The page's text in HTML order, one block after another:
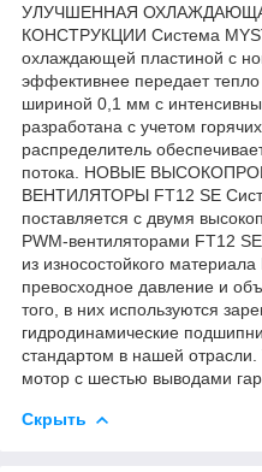
УЛУЧШЕННАЯ
КОНСТРУКЦИИ Система
охлаждающей пластиной с
эффективнее передает
шириной 0,1 мм с
разработана с учетом
распределитель
потока. НОВЫЕ
ВЕНТИЛЯТОРЫ FT12 SE
поставляется с двумя
PWM-вентиляторами FT12
из износостойкого
превосходное давление и
того, в них используются
гидродинамические
стандартом в нашей
мотор с шестью выводами
Скрыть